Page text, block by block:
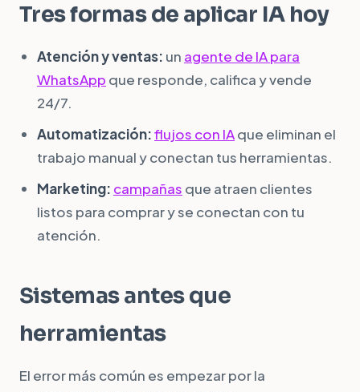
Tres formas de aplicar IA hoy
Atención y ventas: un agente de IA para
WhatsApp que responde, califica y vende
24/7.
Automatización:flujos con IAque eliminan el
trabajo manual y conectan tus herramientas.
Marketing: campañas que atraen clientes
listos para comprar y se conectan con tu
atención.
Sistemas antes que
herramientas
El error más común es empezar por la